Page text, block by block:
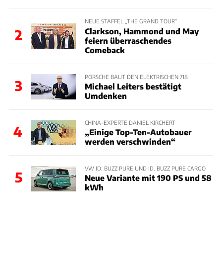
2
NEUE STAFFEL „THE GRAND TOUR“
Clarkson, Hammond und May
feiern überraschendes
Comeback
3
PORSCHE BAUT DEN ELEKTRISCHEN 718
Michael Leiters bestätigt
Umdenken
4
CHINA-EXPERTE DANIEL KIRCHERT
„Einige Top-Ten-Autobauer
werden verschwinden“
5
VW ID. BUZZ PURE UND ID. BUZZ PURE CARGO
Neue Variante mit 190 PS und 58
kWh